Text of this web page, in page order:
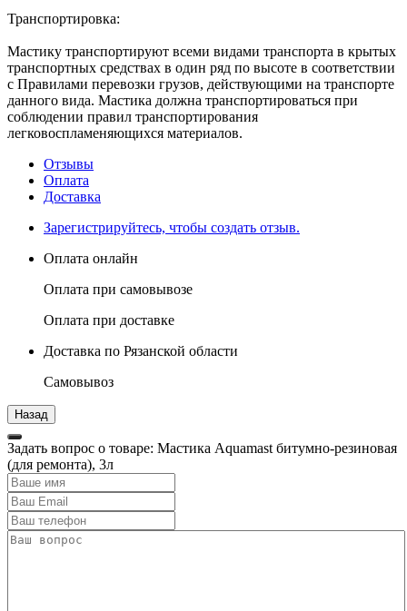
Транспортировка:
Мастику транспортируют всеми видами транспорта в крытых
транспортных средствах в один ряд по высоте в соответствии
с Правилами перевозки грузов, действующими на транспорте
данного вида. Мастика должна транспортироваться при
соблюдении правил транспортирования
легковоспламеняющихся материалов.
Отзывы
Оплата
Доставка
Зарегистрируйтесь, чтобы создать отзыв.
Оплата онлайн
Оплата при самовывозе
Оплата при доставке
Доставка по Рязанской области
Самовывоз
Задать вопрос о товаре: Мастика Aquamast битумно-резиновая
(для ремонта), 3л